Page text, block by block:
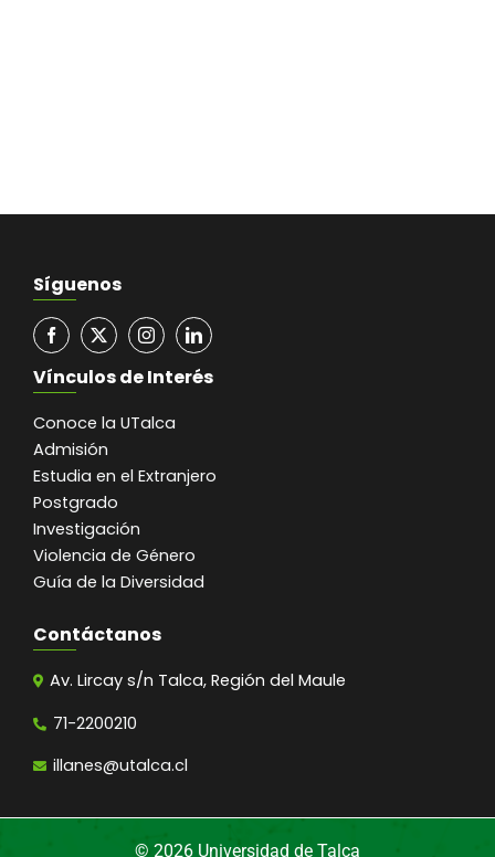
Síguenos
Vínculos de Interés
Conoce la UTalca
Admisión
Estudia en el Extranjero
Postgrado
Investigación
Violencia de Género
Guía de la Diversidad
Contáctanos
Av. Lircay s/n Talca, Región del Maule
71-2200210
illanes@utalca.cl
© 2026 Universidad de Talca